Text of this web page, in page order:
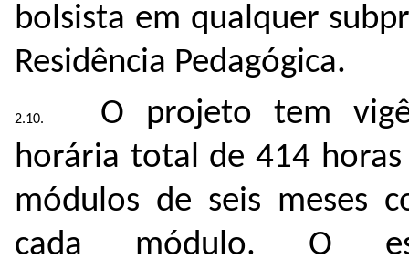
bolsista em qualquer
Residência Pedagógica.
O projeto tem
horária total de 414
módulos de seis meses
cada módulo. O